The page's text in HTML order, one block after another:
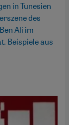
in Tunesien
des
Ali im
Beispiele aus